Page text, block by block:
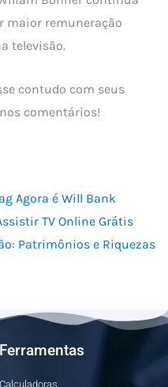
maior remuneração
televisão.
contudo com seus
comentários!
Agora é Will Bank
TV Online Grátis
Patrimônios e Riquezas
Ferramentas
Calculadoras